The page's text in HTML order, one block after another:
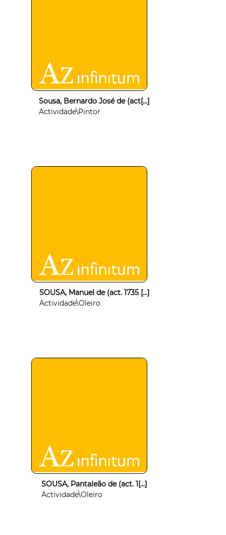
Sousa, Bernardo José de (act[...]
Actividade\Pintor
SOUSA, Manuel de (act. 1735 [...]
Actividade\Oleiro
SOUSA, Pantaleão de (act. 1[...]
Actividade\Oleiro